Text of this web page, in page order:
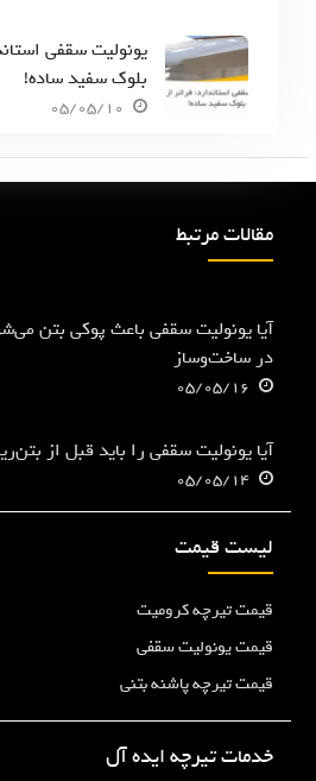
یونولیت سقفی
بلوک سفید ساده!
05/05/10
مقالات مرتبط
آیا یونولیت سقفی باعث پوکی بتن
در ساخت‌وساز
05/05/16
آیا یونولیت سقفی را باید قبل از
05/05/14
لیست قیمت
قیمت تیرچه کرومیت
قیمت یونولیت سقفی
قیمت تیرچه پاشنه بتنی
خدمات تیرچه ایده آل